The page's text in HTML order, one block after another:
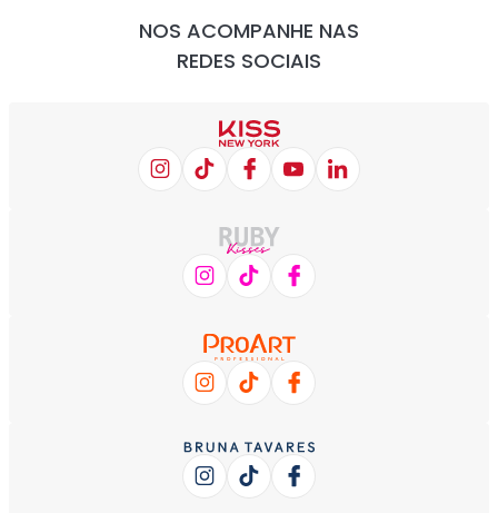
NOS ACOMPANHE NAS
REDES SOCIAIS